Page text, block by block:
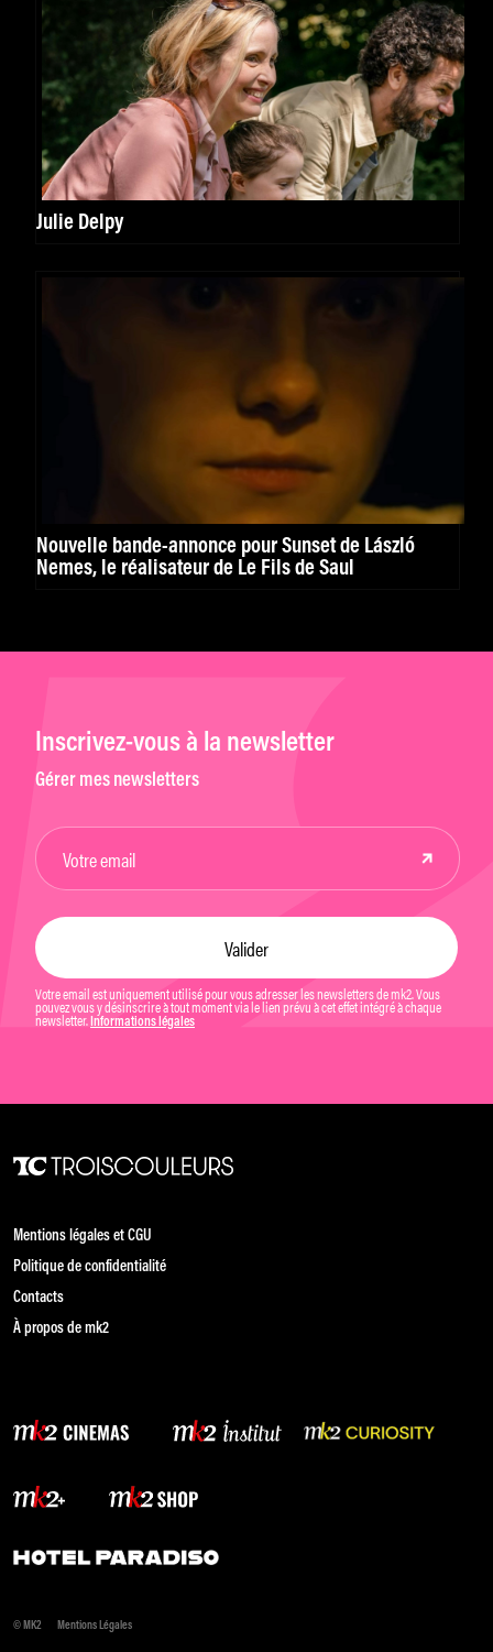
Julie Delpy
Nouvelle bande-annonce pour Sunset de László
Nemes, le réalisateur de Le Fils de Saul
Inscrivez-vous à la newsletter
Gérer mes newsletters
Votre email est uniquement utilisé pour vous adresser les newsletters de mk2. Vous
pouvez vous y désinscrire à tout moment via le lien prévu à cet effet intégré à chaque
newsletter. Informations légales
Mentions légales et CGU
Politique de confidentialité
Contacts
À propos de mk2
© MK2 Mentions Légales